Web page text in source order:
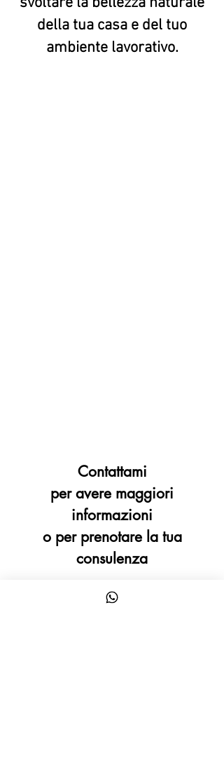
della tua casa e del tuo
ambiente lavorativo.
Contattami
per avere maggiori
informazioni
o per prenotare la tua
consulenza